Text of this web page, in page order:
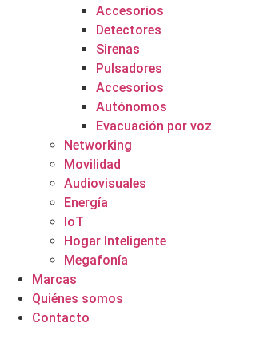
Accesorios
Detectores
Sirenas
Pulsadores
Accesorios
Autónomos
Evacuación por voz
Networking
Movilidad
Audiovisuales
Energía
IoT
Hogar Inteligente
Megafonía
Marcas
Quiénes somos
Contacto